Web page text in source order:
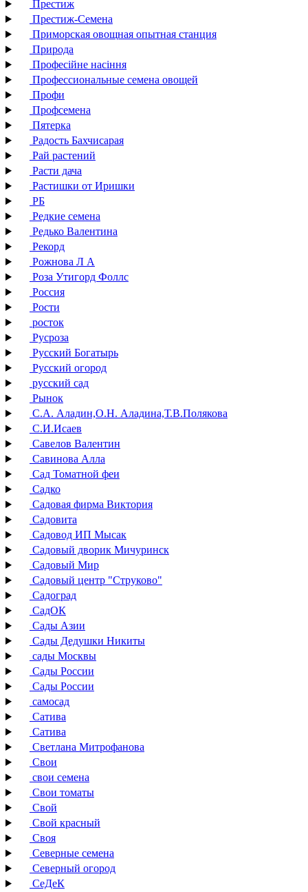
Престиж
Престиж-Семена
Приморская овощная опытная станция
Природа
Професійне насіння
Профессиональные семена овощей
Профи
Профсемена
Пятерка
Радость Бахчисарая
Рай растений
Расти дача
Растишки от Иришки
РБ
Редкие семена
Редько Валентина
Рекорд
Рожнова Л А
Роза Утигорд Фоллс
Россия
Рости
росток
Русроза
Русский Богатырь
Русский огород
русский сад
Рынок
С.А. Аладин,О.Н. Аладина,Т.В.Полякова
С.И.Исаев
Савелов Валентин
Савинова Алла
Сад Томатной феи
Садко
Садовая фирма Виктория
Садовита
Садовод ИП Мысак
Садовый дворик Мичуринск
Садовый Мир
Садовый центр "Струково"
Садоград
СадОК
Сады Азии
Сады Дедушки Никиты
сады Москвы
Сады России
Сады России
самосад
Сатива
Сатива
Светлана Митрофанова
Свои
свои семена
Свои томаты
Свой
Свой красный
Своя
Северные семена
Северный огород
СеДеК